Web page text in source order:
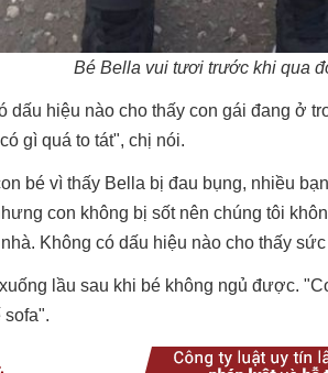
Bé Bella vui tươi trước khi qua
dấu hiệu nào cho thấy con gái đang ở
gì quá to tát", chị nói.
bé vì thấy Bella bị đau bụng, nhiều
con không bị sốt nên chúng tôi
Không có dấu hiệu nào cho thấy
lầu sau khi bé không ngủ được.
sofa".